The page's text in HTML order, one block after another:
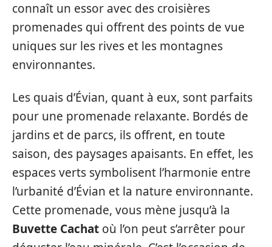
connaît un essor avec des croisières
promenades qui offrent des points de vue
uniques sur les rives et les montagnes
environnantes.
Les quais d’Évian, quant à eux, sont parfaits
pour une promenade relaxante. Bordés de
jardins et de parcs, ils offrent, en toute
saison, des paysages apaisants. En effet, les
espaces verts symbolisent l’harmonie entre
l’urbanité d’Évian et la nature environnante.
Cette promenade, vous mène jusqu’à la
Buvette Cachat où l’on peut s’arrêter pour